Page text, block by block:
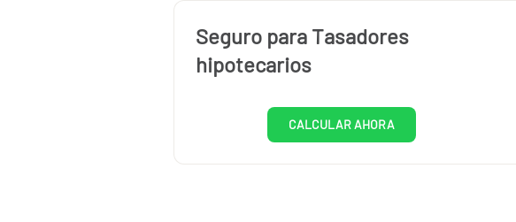
Seguro para Tasadores
hipotecarios
CALCULAR AHORA